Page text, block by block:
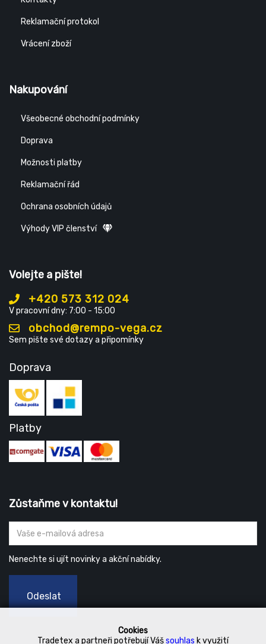
Cookies
Tradetex a partneři potřebují Vášsouhlas k využití
Reklamační protokol
Vrácení zboží
Nakupování
Všeobecné obchodní podmínky
Doprava
Možnosti platby
Reklamační řád
Ochrana osobních údajů
Výhody VIP členství
Volejte a pište!
+420 573 312 024
V pracovní dny: 7:00 - 15:00
obchod@rempo-vega.cz
Sem pište své dotazy a připomínky
Doprava
Platby
Zůstaňme v kontaktu!
Nenechte si ujít novinky a akční nabídky.
Odeslat